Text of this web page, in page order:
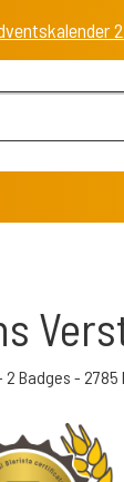
2 Badges - 2785